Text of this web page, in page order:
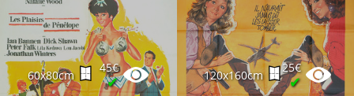
60x80cm
45€
✔ 120x160cm
25€
✔